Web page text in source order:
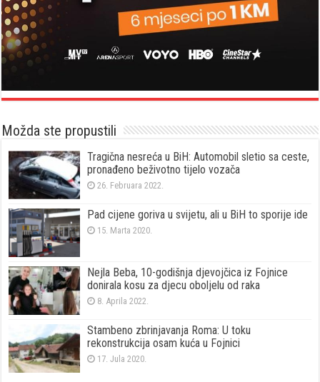
Možda ste propustili
Tragična nesreća u BiH: Automobil sletio sa ceste,
pronađeno beživotno tijelo vozača
26. Februara 2022.
Pad cijene goriva u svijetu, ali u BiH to sporije ide
15. Marta 2020.
Nejla Beba, 10-godišnja djevojčica iz Fojnice
donirala kosu za djecu oboljelu od raka
8. Aprila 2022.
Stambeno zbrinjavanja Roma: U toku
rekonstrukcija osam kuća u Fojnici
17. Jula 2020.